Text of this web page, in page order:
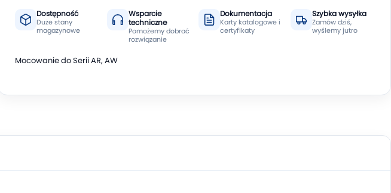
Dostępność
Duże stany
magazynowe
Wsparcie
techniczne
Pomożemy dobrać
rozwiązanie
Dokumentacja
Karty katalogowe i
certyfikaty
Szybka wysyłka
Zamów dziś,
wyślemy jutro
Mocowanie do Serii AR, AW